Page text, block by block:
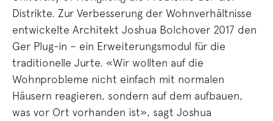
Distrikte. Zur Verbesserung der Wohnverhältnisse
entwickelte Architekt Joshua Bolchover 2017 den
Ger Plug-in – ein Erweiterungsmodul für die
traditionelle Jurte. «Wir wollten auf die
Wohnprobleme nicht einfach mit normalen
Häusern reagieren, sondern auf dem aufbauen,
was vor Ort vorhanden ist», sagt Joshua